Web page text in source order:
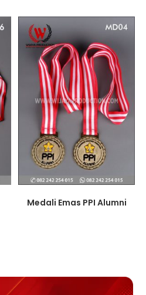
Medali Emas PPI Alumni